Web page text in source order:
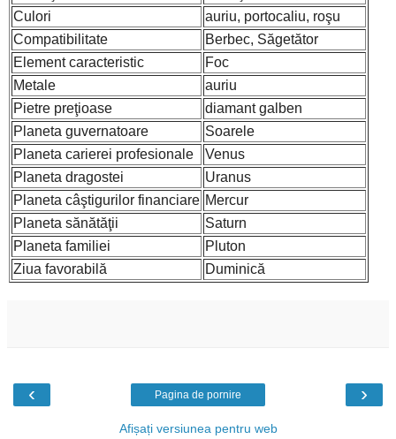
Culori
auriu, portocaliu, roşu
Compatibilitate
Berbec, Săgetător
Element caracteristic
Foc
Metale
auriu
Pietre preţioase
diamant galben
Planeta guvernatoare
Soarele
Planeta carierei profesionale
Venus
Planeta dragostei
Uranus
Planeta câştigurilor financiare Mercur
Planeta sănătăţii
Saturn
Planeta familiei
Pluton
Ziua favorabilă
Duminică
‹ ›
Pagina de pornire
Afișați versiunea pentru web